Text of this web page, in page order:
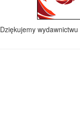
Dziękujemy wydawnictwu